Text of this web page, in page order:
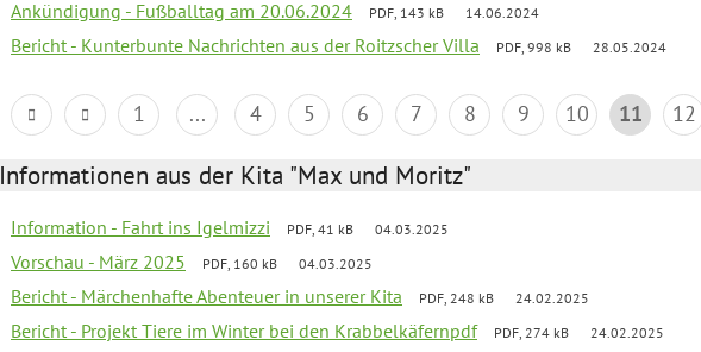
Ankündigung - Fußballtag am 20.06.2024 PDF, 143 kB 14.06.2024
Bericht - Kunterbunte Nachrichten aus der Roitzscher Villa PDF, 998 kB 28.05.2024
1 ... 4 5 6 7 8 9 10 11 12
Informationen aus der Kita "Max und Moritz"
Information - Fahrt ins Igelmizzi PDF, 41 kB 04.03.2025
Vorschau - März 2025 PDF, 160 kB 04.03.2025
Bericht - Märchenhafte Abenteuer in unserer Kita PDF, 248 kB 24.02.2025
Bericht - Projekt Tiere im Winter bei den Krabbelkäfernpdf PDF, 274 kB 24.02.2025